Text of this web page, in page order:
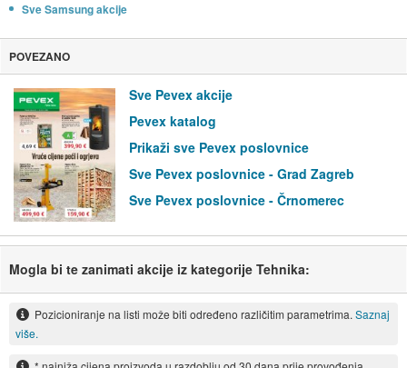
Sve Samsung akcije
POVEZANO
Sve Pevex akcije
Pevex katalog
Prikaži sve Pevex poslovnice
Sve Pevex poslovnice - Grad Zagreb
Sve Pevex poslovnice - Črnomerec
Mogla bi te zanimati akcije iz kategorije Tehnika:
Pozicioniranje na listi može biti određeno različitim parametrima. Saznaj
više.